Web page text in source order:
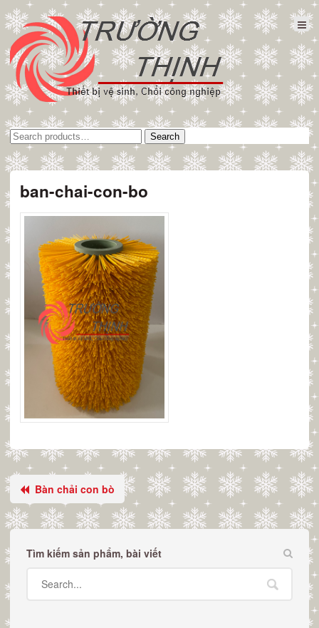
Tìm
kiếm:
Search
ban-chai-con-bo
Bàn chải con bò
Tìm kiếm sản phẩm, bài viết